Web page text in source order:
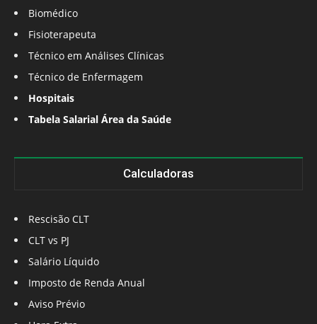
Biomédico
Fisioterapeuta
Técnico em Análises Clínicas
Técnico de Enfermagem
Hospitais
Tabela Salarial Área da Saúde
Calculadoras
Rescisão CLT
CLT vs PJ
Salário Líquido
Imposto de Renda Anual
Aviso Prévio